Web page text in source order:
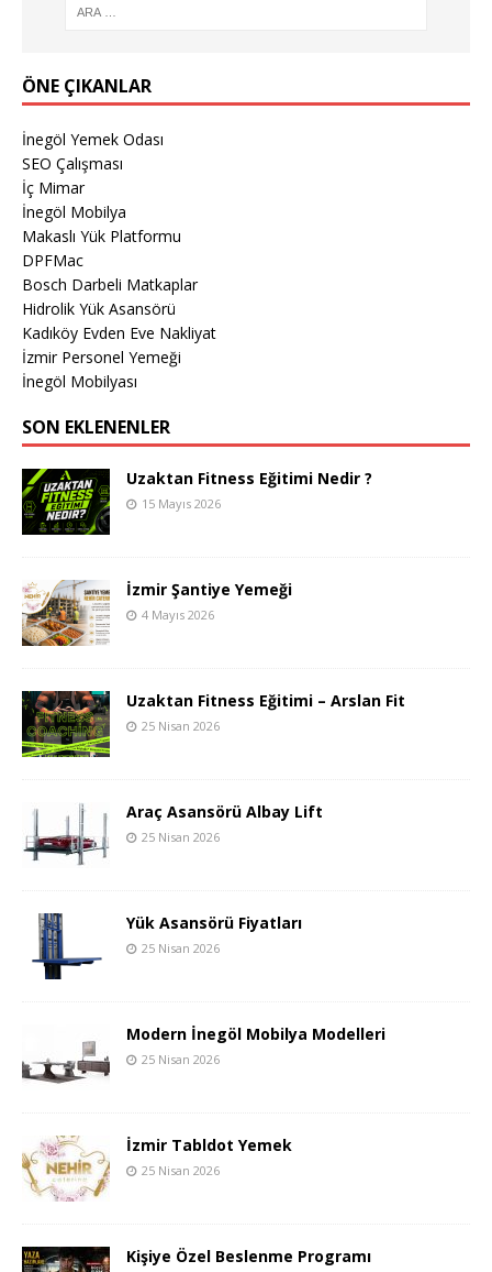
ÖNE ÇIKANLAR
İnegöl Yemek Odası
SEO Çalışması
İç Mimar
İnegöl Mobilya
Makaslı Yük Platformu
DPFMac
Bosch Darbeli Matkaplar
Hidrolik Yük Asansörü
Kadıköy Evden Eve Nakliyat
İzmir Personel Yemeği
İnegöl Mobilyası
SON EKLENENLER
Uzaktan Fitness Eğitimi Nedir ?
15 Mayıs 2026
İzmir Şantiye Yemeği
4 Mayıs 2026
Uzaktan Fitness Eğitimi – Arslan Fit
25 Nisan 2026
Araç Asansörü Albay Lift
25 Nisan 2026
Yük Asansörü Fiyatları
25 Nisan 2026
Modern İnegöl Mobilya Modelleri
25 Nisan 2026
İzmir Tabldot Yemek
25 Nisan 2026
Kişiye Özel Beslenme Programı